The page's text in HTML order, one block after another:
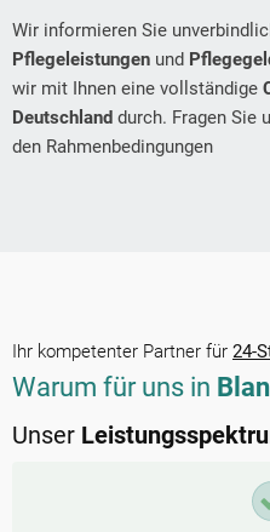
Wir informieren Sie
Pflegeleistungen und
wir mit Ihnen eine vollständige
Deutschland durch. Fragen Sie
den Rahmenbedingungen
Ihr kompetenter Partner für 24-
Warum für uns in
Unser